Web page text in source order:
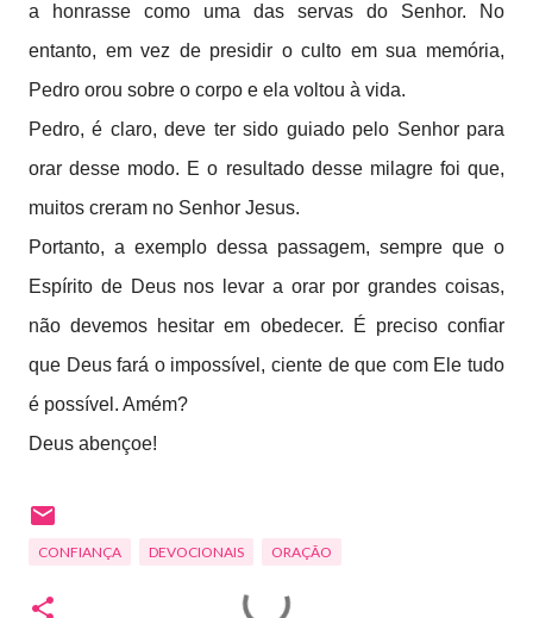
a honrasse como uma das servas do Senhor. No
entanto, em vez de presidir o culto em sua memória,
Pedro orou sobre o corpo e ela voltou à vida.
Pedro, é claro, deve ter sido guiado pelo Senhor para
orar desse modo. E o resultado desse milagre foi que,
muitos creram no Senhor Jesus.
Portanto, a exemplo dessa passagem, sempre que o
Espírito de Deus nos levar a orar por grandes coisas,
não devemos hesitar em obedecer. É preciso confiar
que Deus fará o impossível, ciente de que com Ele tudo
é possível. Amém?
Deus abençoe!
CONFIANÇA DEVOCIONAIS ORAÇÃO